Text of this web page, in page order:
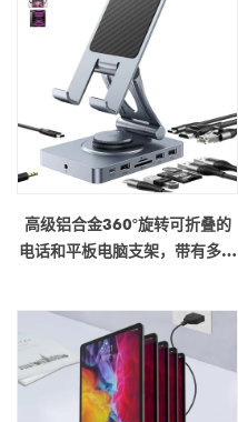
高级铝合金360°旋转可折叠的
电话和平板电脑支架，带有多端